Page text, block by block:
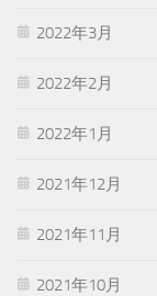
2022年3月
2022年2月
2022年1月
2021年12月
2021年11月
2021年10月